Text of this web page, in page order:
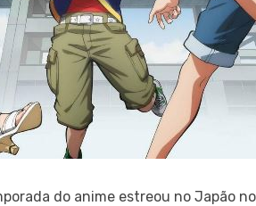
do anime estreou no Japão